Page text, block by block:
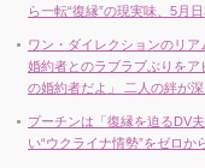
ら一転“復縁”の現実味、5月
ワン・ダイレクションのリア
婚約者とのラブラブぶりをア
の婚約者だよ」 二人の絆が
プーチンは「復縁を迫るDV
い“ウクライナ情勢”をゼロか